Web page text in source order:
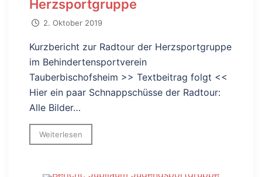
Herzsportgruppe
2. Oktober 2019
Kurzbericht zur Radtour der Herzsportgruppe
im Behindertensportverein
Tauberbischofsheim >> Textbeitrag folgt <<
Hier ein paar Schnappschüsse der Radtour:
Alle Bilder…
Weiterlesen